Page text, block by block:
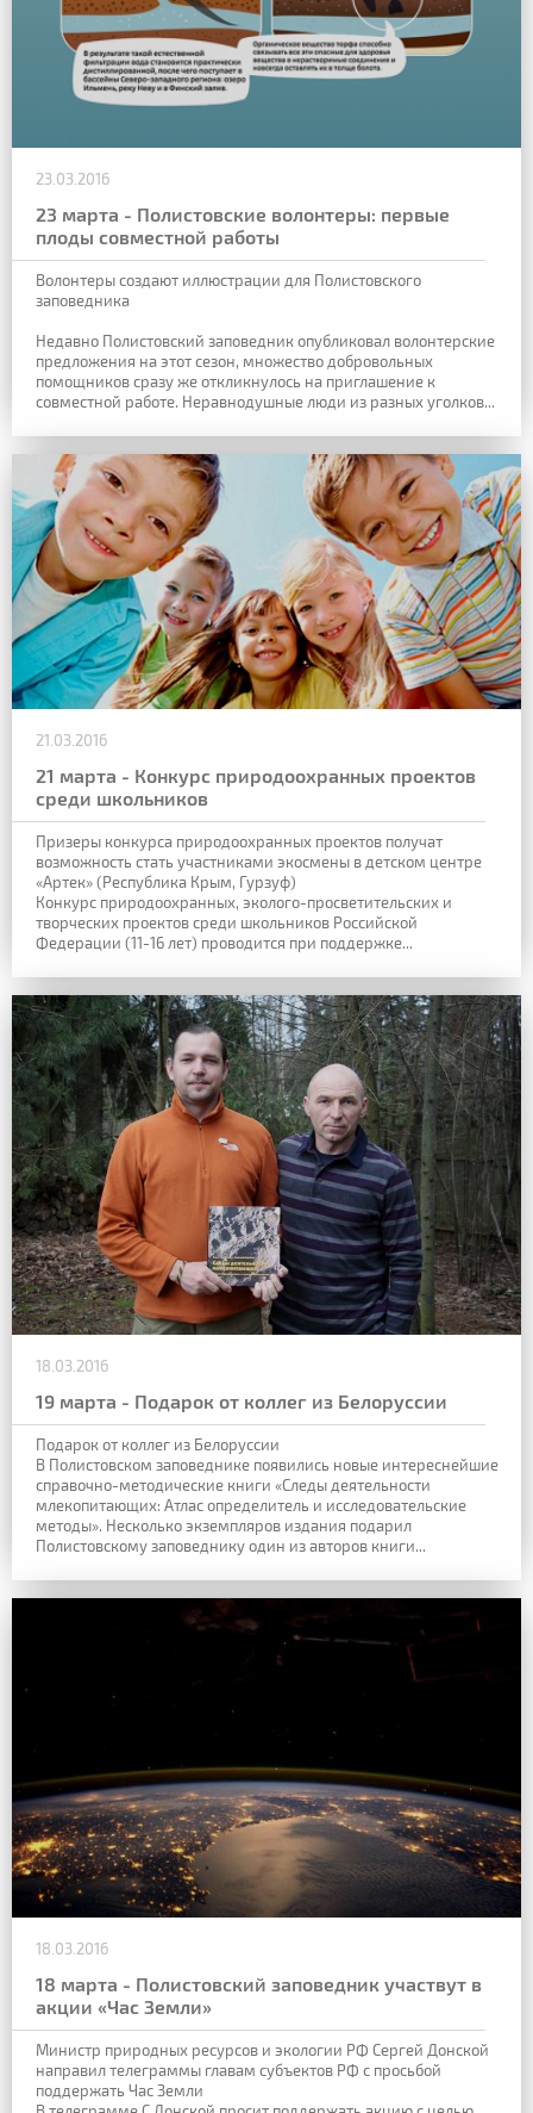
23.03.2016
23 марта - Полистовские волонтеры: первые
плоды совместной работы
Волонтеры создают иллюстрации для Полистовского
заповедника
Недавно Полистовский заповедник опубликовал волонтерские
предложения на этот сезон, множество добровольных
помощников сразу же откликнулось на приглашение к
совместной работе. Неравнодушные люди из разных уголков...
21.03.2016
21 марта - Конкурс природоохранных проектов
среди школьников
Призеры конкурса природоохранных проектов получат
возможность стать участниками экосмены в детском центре
«Артек» (Республика Крым, Гурзуф)
Конкурс природоохранных, эколого-просветительских и
творческих проектов среди школьников Российской
Федерации (11-16 лет) проводится при поддержке...
18.03.2016
19 марта - Подарок от коллег из Белоруссии
Подарок от коллег из Белоруссии
В Полистовском заповеднике появились новые интереснейшие
справочно-методические книги «Следы деятельности
млекопитающих: Атлас определитель и исследовательские
методы». Несколько экземпляров издания подарил
Полистовскому заповеднику один из авторов книги...
18.03.2016
18 марта - Полистовский заповедник участвут в
акции «Час Земли»
Министр природных ресурсов и экологии РФ Сергей Донской
направил телеграммы главам субъектов РФ с просьбой
поддержать Час Земли